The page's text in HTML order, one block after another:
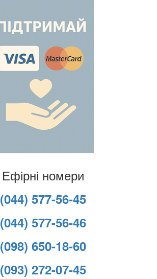
Ефірні номери
(044) 577-56-45
(044) 577-56-46
(098) 650-18-60
(093) 272-07-45